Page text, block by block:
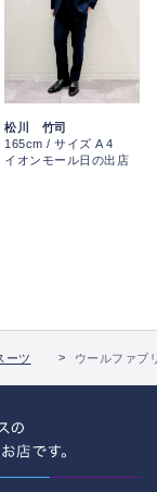
松川 竹司
165cm / サイズ A 4
イオンモール日の出店
ーツ ウールファブ